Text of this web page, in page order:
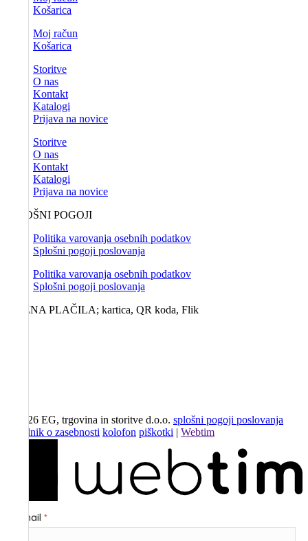
Košarica
Moj račun
Košarica
Storitve
O nas
Kontakt
Katalogi
Prijava na novice
Storitve
O nas
Kontakt
Katalogi
Prijava na novice
SPLOŠNI POGOJI
Politika varovanja osebnih podatkov
Splošni pogoji poslovanja
Politika varovanja osebnih podatkov
Splošni pogoji poslovanja
MOŽNA PLAČILA; kartica, QR koda, Flik
2026 EG, trgovina in storitve d.o.o. splošni pogoji poslovanja
pravilnik o zasebnosti kolofon piškotki | Webtim
E-mail